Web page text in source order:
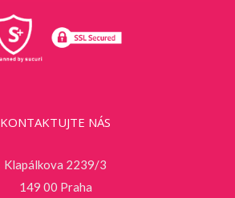
KONTAKTUJTE NÁS
Klapálkova 2239/3
149 00 Praha